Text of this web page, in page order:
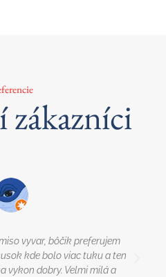
zákazníci
vyvar, bôčik preferujem
kde bolo viac tuku a ten
vykon dobry. Velmi milá a